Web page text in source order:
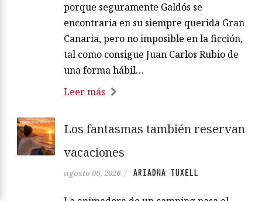
porque seguramente Galdós se
encontraría en su siempre querida Gran
Canaria, pero no imposible en la ficción,
tal como consigue Juan Carlos Rubio de
una forma hábil…
Leer más
Los fantasmas también reservan
vacaciones
agosto 06, 2026 / ARIADNA TUXELL